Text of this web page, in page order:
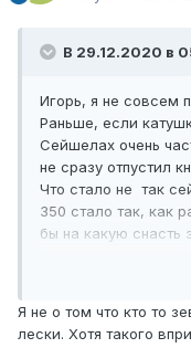
В 29.12.2020 в
Игорь, я не совсем
Раньше, если
Сейшелах очень
не сразу отпустил
Что стало не так
350 стало так, как
бы на какую снасть
Я не о том что кто то
лески. Хотя такого